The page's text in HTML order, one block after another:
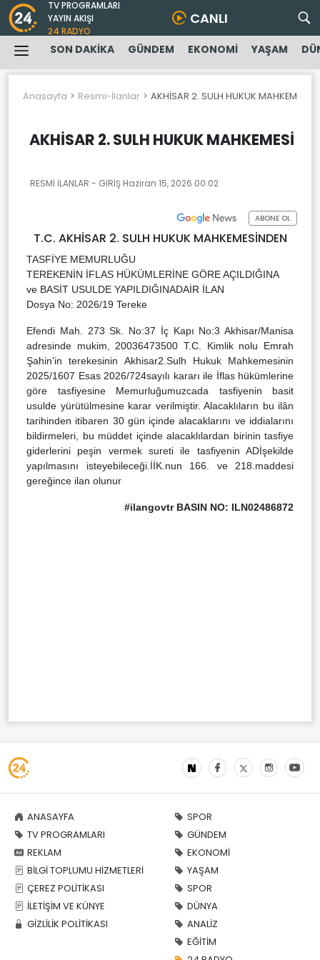
TV PROGRAMLARI
YAYIN AKIŞI
24 RADYO
CANLI
SON DAKİKA GÜNDEM EKONOMİ YAŞAM
Anasayfa Resmi-İlanlar AKHİSAR 2. SULH HUKUK MAHKEMESİ
AKHİSAR 2. SULH HUKUK MAHKEMESİ
RESMİ İLANLAR - GİRİŞ Haziran 15, 2026 00:02
ABONE OL
T.C. AKHİSAR 2. SULH HUKUK MAHKEMESİNDEN
TASFİYE MEMURLUĞU
TEREKENİN İFLAS HÜKÜMLERİNE GÖRE AÇILDIĞINA
ve BASİT USULDE YAPILDIĞINADAİR İLAN
Dosya No: 2026/19 Tereke
Efendi Mah. 273 Sk. No:37 İç Kapı No:3 Akhisar/Manisa
adresinde mukim, 20036473500 T.C. Kimlik nolu Emrah
Şahin’in terekesinin Akhisar2.Sulh Hukuk Mahkemesinin
2025/1607 Esas 2026/724sayılı kararı ile İflas hükümlerine
göre tasfiyesine Memurluğumuzcada tasfiyenin basit
usulde yürütülmesine karar verilmiştir. Alacaklıların bu ilân
tarihinden itibaren 30 gün içinde alacaklarını ve iddialarını
bildirmeleri, bu müddet içinde alacaklılardan birinin tasfiye
giderlerini peşin vermek sureti ile tasfiyenin ADİşekilde
yapılmasını isteyebileceği.İİK.nun 166. ve 218.maddesi
gereğince ilan olunur
#ilangovtr BASIN NO: ILN02486872
ANASAYFA
TV PROGRAMLARI
REKLAM
BİLGİ TOPLUMU HİZMETLERİ
ÇEREZ POLİTİKASI
İLETİŞİM VE KÜNYE
GİZLİLİK POLİTİKASI
SPOR
GÜNDEM
EKONOMİ
YAŞAM
SPOR
DÜNYA
ANALİZ
EĞİTİM